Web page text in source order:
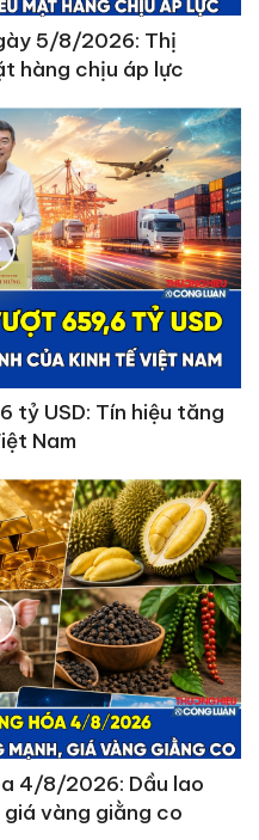
5/8/2026: Thị
hàng chịu áp lực
tỷ USD: Tín hiệu tăng
Nam
4/8/2026: Dầu lao
vàng giằng co